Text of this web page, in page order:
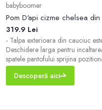
babyboomer
319.9 Lei
- Talpa exterioara din cauciuc
Deschidere larga pentru
spatele pantofului sprijina
si flexibila ofera libertate deplina
lucreaza cu podiatrii francezi
Descoperă aici